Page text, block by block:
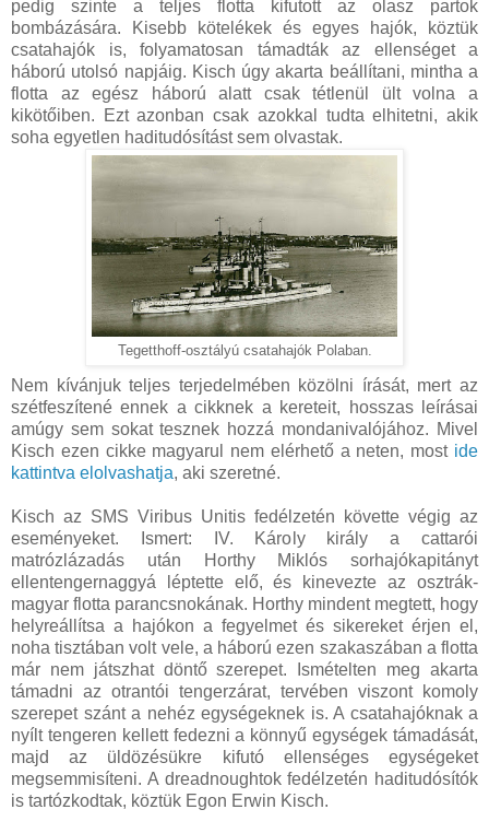
pedig szinte a teljes flotta kifutott az olasz partok
bombázására. Kisebb kötelékek és egyes hajók, köztük
csatahajók is, folyamatosan támadták az ellenséget a
háború utolsó napjáig. Kisch úgy akarta beállítani, mintha a
flotta az egész háború alatt csak tétlenül ült volna a
kikötőiben. Ezt azonban csak azokkal tudta elhitetni, akik
soha egyetlen haditudósítást sem olvastak.
Tegetthoff-osztályú csatahajók Polaban.
Nem kívánjuk teljes terjedelmében közölni írását, mert az
szétfeszítené ennek a cikknek a kereteit, hosszas leírásai
amúgy sem sokat tesznek hozzá mondanivalójához. Mivel
Kisch ezen cikke magyarul nem elérhető a neten, most ide
kattintva elolvashatja, aki szeretné.
Kisch az SMS Viribus Unitis fedélzetén követte végig az
eseményeket. Ismert: IV. Károly király a cattarói
matrózlázadás után Horthy Miklós sorhajókapitányt
ellentengernaggyá léptette elő, és kinevezte az osztrák-
magyar flotta parancsnokának. Horthy mindent megtett, hogy
helyreállítsa a hajókon a fegyelmet és sikereket érjen el,
noha tisztában volt vele, a háború ezen szakaszában a flotta
már nem játszhat döntő szerepet. Ismételten meg akarta
támadni az otrantói tengerzárat, tervében viszont komoly
szerepet szánt a nehéz egységeknek is. A csatahajóknak a
nyílt tengeren kellett fedezni a könnyű egységek támadását,
majd az üldözésükre kifutó ellenséges egységeket
megsemmisíteni. A dreadnoughtok fedélzetén haditudósítók
is tartózkodtak, köztük Egon Erwin Kisch.